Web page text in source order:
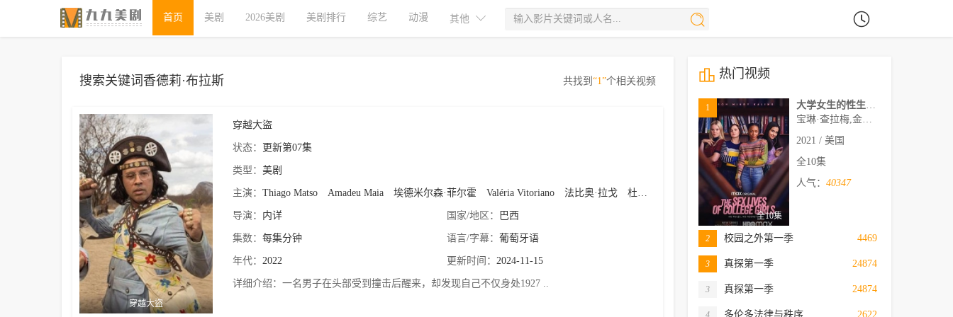
首页 美剧 2026美剧 美剧排行 综艺 动漫 其他
搜索关键词香德莉·布拉斯 共找到 “1”个相关视频
穿越大盜
穿越大盜
状态： 更新第07集
类型：美剧
主演：Thiago Matso Amadeu Maia 埃德米尔森·菲尔霍 Valéria Vitoriano 法比奥·拉戈 杜杜·阿泽韦度 香德莉·布拉斯 Solange Teixeira
导演： 内详 国家/地区： 巴西
集数：每集分钟 语言/字幕：葡萄牙语
年代：2022 更新时间：2024-11-15
详细介绍：一名男子在头部受到撞击后醒来，却发现自己不仅身处1927 ..
热门视频
全10集
1
大学女生的性生活第一季
宝琳·查拉梅,金伯利·马图拉,米多莉·弗朗西斯,劳伦·斯宾瑟,史蒂芬·瓜里诺,卡维·拉德尼尔,马特·马洛伊,嘉文·莱特伍德,肯尼迪·利·斯洛克姆,马修·戈尔德,莱西·哈特塞尔,罗布·许贝尔,莱克斯·金,佩吉·陆,雪莉·谢波德,妮可·沙利文,吉利安·阿美娜特
2021 / 美国
全10集
人气：40347
2 校园之外第一季 4469
3 真探第一季 24874
3 真探第一季 24874
多伦多法律与秩序.. 2622